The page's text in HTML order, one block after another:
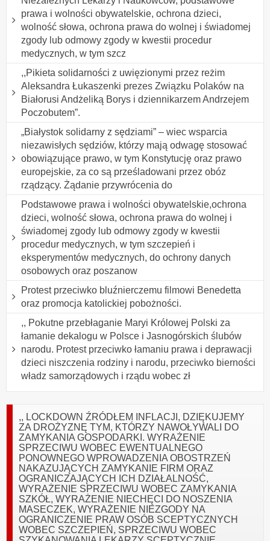
prawa i wolności obywatelskie, ochrona dzieci,
wolność słowa, ochrona prawa do wolnej i świadomej
zgody lub odmowy zgody w kwestii procedur
medycznych, w tym szcz
,,Pikieta solidarności z uwięzionymi przez reżim
Aleksandra Łukaszenki prezes Związku Polaków na
Białorusi Andżeliką Borys i dziennikarzem Andrzejem
Poczobutem”.
„Białystok solidarny z sędziami” – wiec wsparcia
niezawisłych sędziów, którzy mają odwagę stosować
obowiązujące prawo, w tym Konstytucję oraz prawo
europejskie, za co są prześladowani przez obóz
rządzący. Żądanie przywrócenia do
Podstawowe prawa i wolności obywatelskie,ochrona
dzieci, wolność słowa, ochrona prawa do wolnej i
świadomej zgody lub odmowy zgody w kwestii
procedur medycznych, w tym szczepień i
eksperymentów medycznych, do ochrony danych
osobowych oraz poszanow
Protest przeciwko bluźnierczemu filmowi Benedetta
oraz promocja katolickiej pobożności.
,, Pokutne przebłaganie Maryi Królowej Polski za
łamanie dekalogu w Polsce i Jasnogórskich ślubów
narodu. Protest przeciwko łamaniu prawa i deprawacji
dzieci niszczenia rodziny i narodu, przeciwko bierności
władz samorządowych i rządu wobec zł
,, LOCKDOWN ŹRÓDŁEM INFLACJI, DZIĘKUJEMY
ZA DROŻYZNĘ TYM, KTÓRZY NAWOŁYWALI DO
ZAMYKANIA GOSPODARKI. WYRAŻENIE
SPRZECIWU WOBEC EWENTUALNEGO
PONOWNEGO WPROWADZENIA OBOSTRZEŃ
NAKAZUJĄCYCH ZAMYKANIE FIRM ORAZ
OGRANICZAJĄCYCH ICH DZIAŁALNOŚĆ,
WYRAŻENIE SPRZECIWU WOBEC ZAMYKANIA
SZKÓŁ, WYRAŻENIE NIECHĘCI DO NOSZENIA
MASECZEK, WYRAŻENIE NIEZGODY NA
OGRANICZENIE PRAW OSÓB SCEPTYCZNYCH
WOBEC SZCZEPIEŃ, SPRZECIWU WOBEC